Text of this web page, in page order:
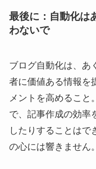
最後に：自動化は
わないで
ブログ自動化は、あ
者に価値ある情報を
メントを高めること
で、記事作成の効率
したりすることはで
の心には響きません。